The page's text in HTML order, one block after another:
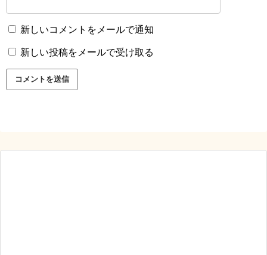
新しいコメントをメールで通知
新しい投稿をメールで受け取る